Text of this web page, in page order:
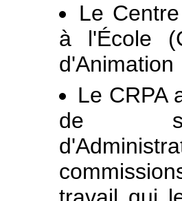
Le
à l'École
d'Animation
Le CRPA
de